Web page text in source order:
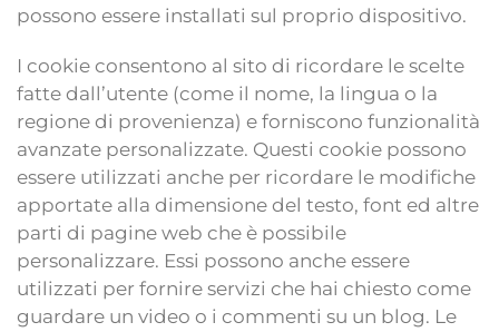
possono essere installati sul proprio dispositivo.
I cookie consentono al sito di ricordare le scelte
fatte dall’utente (come il nome, la lingua o la
regione di provenienza) e forniscono funzionalità
avanzate personalizzate. Questi cookie possono
essere utilizzati anche per ricordare le modifiche
apportate alla dimensione del testo, font ed altre
parti di pagine web che è possibile
personalizzare. Essi possono anche essere
utilizzati per fornire servizi che hai chiesto come
guardare un video o i commenti su un blog. Le